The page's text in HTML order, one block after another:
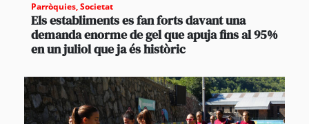
Parròquies,Societat
Els establiments es fan forts davant una
demanda enorme de gel que apuja fins al 95%
en un juliol que ja és històric